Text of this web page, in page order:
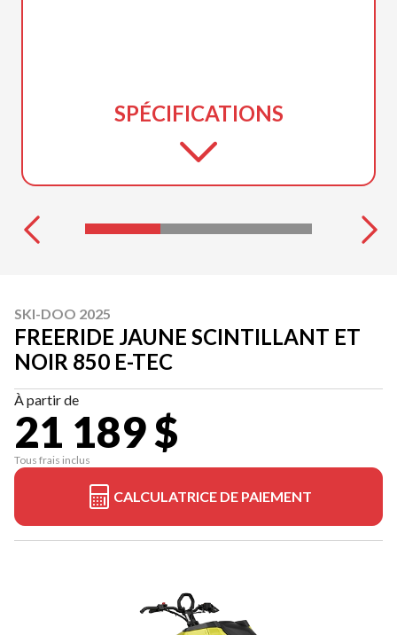
SPÉCIFICATIONS
SKI-DOO 2025
FREERIDE JAUNE SCINTILLANT ET
NOIR 850 E-TEC
À partir de
21 189 $
Tous frais inclus
CALCULATRICE DE PAIEMENT